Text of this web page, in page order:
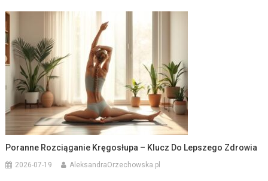
Poranne Rozciąganie Kręgosłupa – Klucz Do Lepszego Zdrowia
2026-07-19 AleksandraOrzechowska.pl